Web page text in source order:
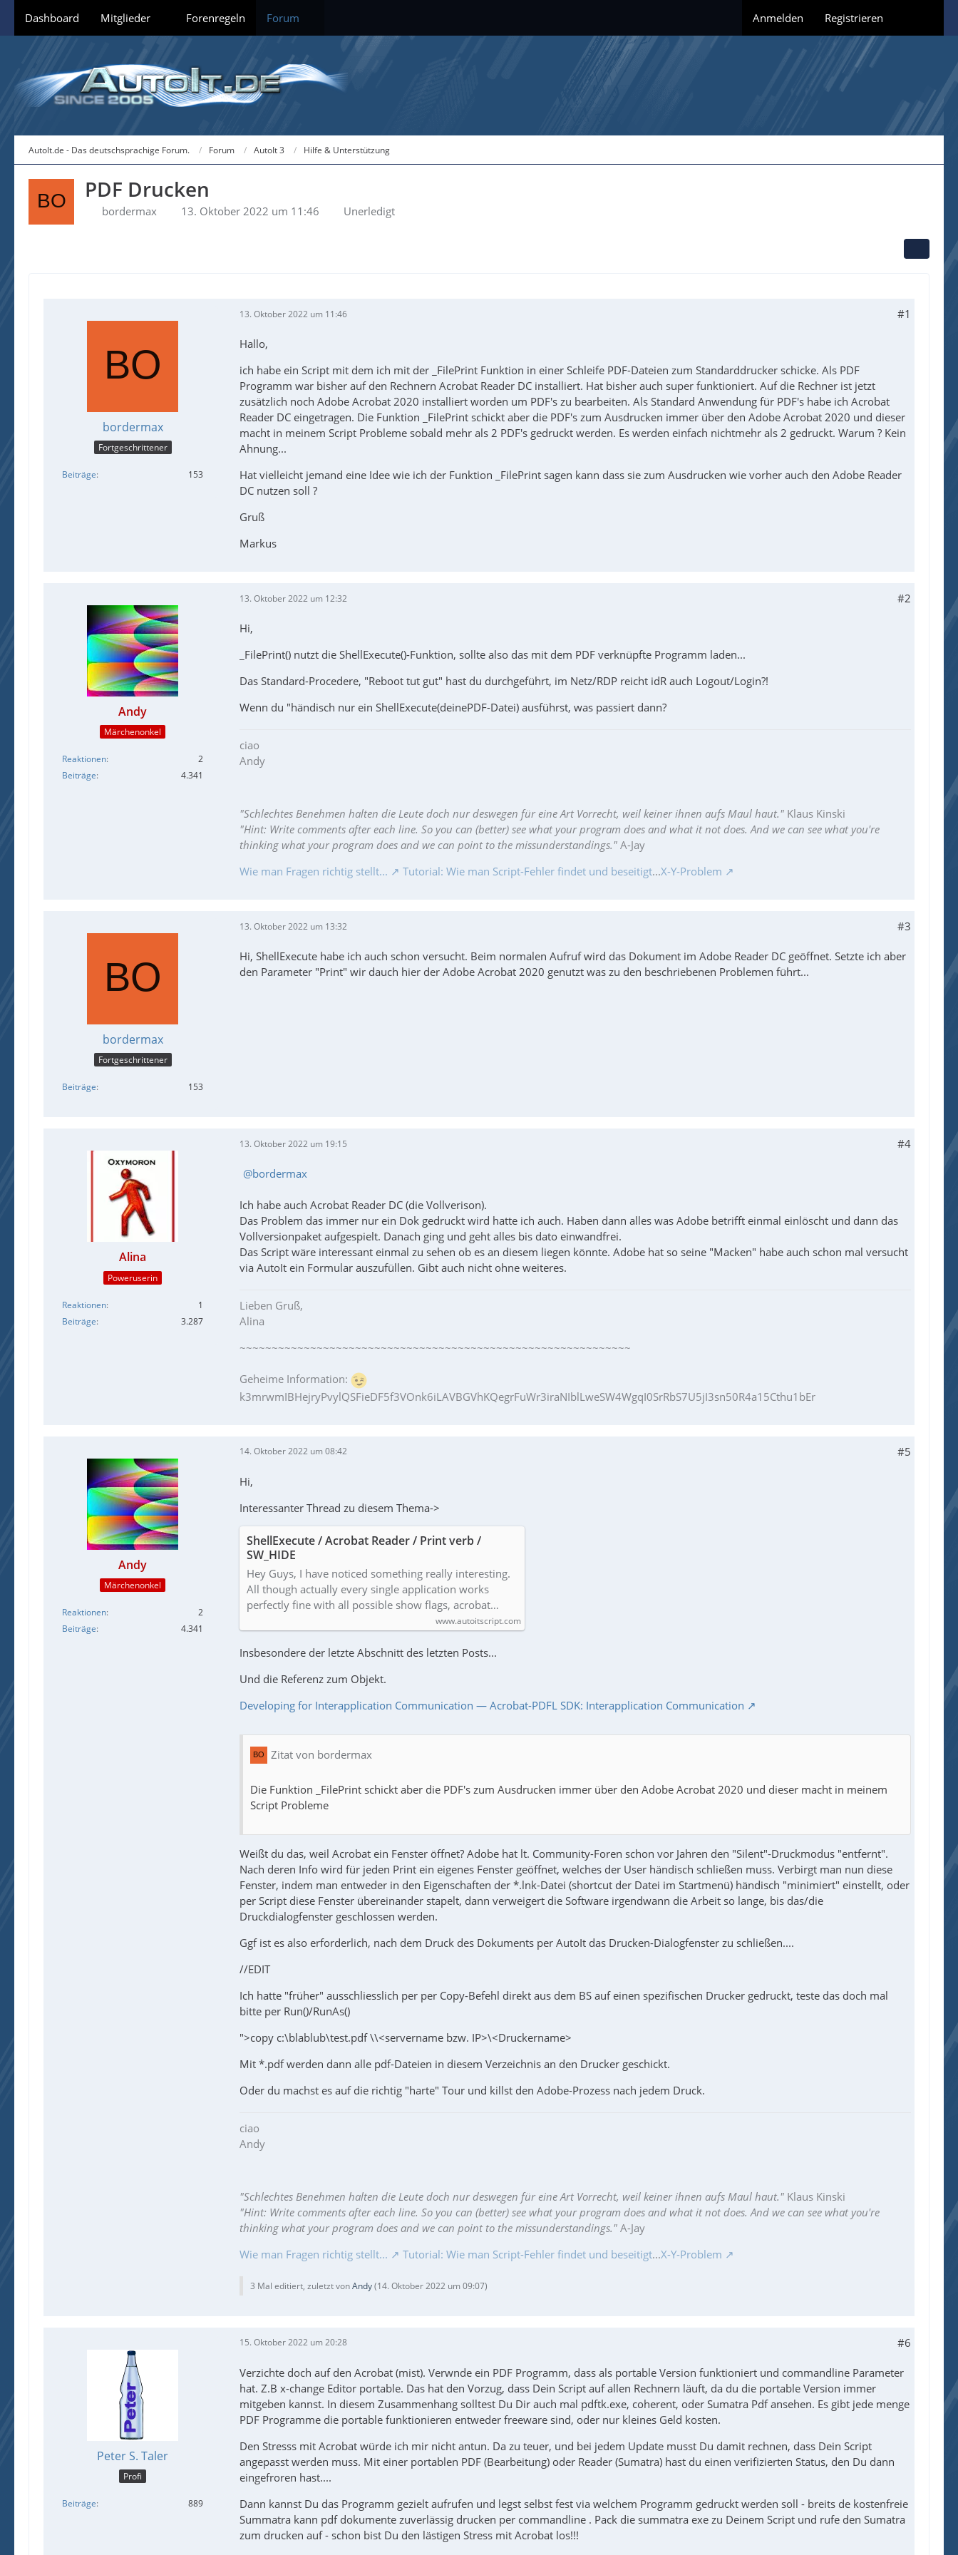
Dashboard Mitglieder Forenregeln Forum Anmelden Registrieren
AutoIt.de - Das deutschsprachige Forum. Forum AutoIt 3 Hilfe & Unterstützung
PDF Drucken
bordermax 13. Oktober 2022 um 11:46 Unerledigt
bordermax
Fortgeschrittener
Beiträge 153
13. Oktober 2022 um 11:46 #1
Hallo,
ich habe ein Script mit dem ich mit der _FilePrint Funktion in einer Schleife PDF-Dateien zum Standarddrucker schicke. Als PDF
Programm war bisher auf den Rechnern Acrobat Reader DC installiert. Hat bisher auch super funktioniert. Auf die Rechner ist jetzt
zusätzlich noch Adobe Acrobat 2020 installiert worden um PDF's zu bearbeiten. Als Standard Anwendung für PDF's habe ich Acrobat
Reader DC eingetragen. Die Funktion _FilePrint schickt aber die PDF's zum Ausdrucken immer über den Adobe Acrobat 2020 und dieser
macht in meinem Script Probleme sobald mehr als 2 PDF's gedruckt werden. Es werden einfach nichtmehr als 2 gedruckt. Warum ? Kein
Ahnung...
Hat vielleicht jemand eine Idee wie ich der Funktion _FilePrint sagen kann dass sie zum Ausdrucken wie vorher auch den Adobe Reader
DC nutzen soll ?
Gruß
Markus
Andy
Märchenonkel
Reaktionen
2
Beiträge
4.341
13. Oktober 2022 um 12:32 #2
Hi,
_FilePrint() nutzt die ShellExecute()-Funktion, sollte also das mit dem PDF verknüpfte Programm laden...
Das Standard-Procedere, "Reboot tut gut" hast du durchgeführt, im Netz/RDP reicht idR auch Logout/Login?!
Wenn du "händisch nur ein ShellExecute(deinePDF-Datei) ausführst, was passiert dann?
ciao
Andy
"Schlechtes Benehmen halten die Leute doch nur deswegen für eine Art Vorrecht, weil keiner ihnen aufs Maul haut." Klaus Kinski
"Hint: Write comments after each line. So you can (better) see what your program does and what it not does. And we can see what you're
thinking what your program does and we can point to the missunderstandings." A-Jay
Wie man Fragen richtig stellt...
Tutorial: Wie man Script-Fehler findet und beseitigt...X-Y-Problem
bordermax
Fortgeschrittener
Beiträge 153
13. Oktober 2022 um 13:32 #3
Hi, ShellExecute habe ich auch schon versucht. Beim normalen Aufruf wird das Dokument im Adobe Reader DC geöffnet. Setzte ich aber
den Parameter "Print" wir dauch hier der Adobe Acrobat 2020 genutzt was zu den beschriebenen Problemen führt...
Alina
Poweruserin
Reaktionen
1
Beiträge
3.287
13. Oktober 2022 um 19:15 #4
bordermax
Ich habe auch Acrobat Reader DC (die Vollverison).
Das Problem das immer nur ein Dok gedruckt wird hatte ich auch. Haben dann alles was Adobe betrifft einmal einlöscht und dann das
Vollversionpaket aufgespielt. Danach ging und geht alles bis dato einwandfrei.
Das Script wäre interessant einmal zu sehen ob es an diesem liegen könnte. Adobe hat so seine "Macken" habe auch schon mal versucht
via AutoIt ein Formular auszufüllen. Gibt auch nicht ohne weiteres.
Lieben Gruß,
Alina
~~~~~~~~~~~~~~~~~~~~~~~~~~~~~~~~~~~~~~~~~~~~~~~~~~~~~~~~~~~~~
Geheime Information:
k3mrwmIBHejryPvylQSFieDF5f3VOnk6iLAVBGVhKQegrFuWr3iraNIblLweSW4WgqI0SrRbS7U5jI3sn50R4a15Cthu1bEr
Andy
Märchenonkel
Reaktionen
2
Beiträge
4.341
14. Oktober 2022 um 08:42 #5
Hi,
Interessanter Thread zu diesem Thema->
ShellExecute / Acrobat Reader / Print verb /
SW_HIDE
Hey Guys, I have noticed something really interesting.
All though actually every single application works
perfectly fine with all possible show flags, acrobat…
www.autoitscript.com
Insbesondere der letzte Abschnitt des letzten Posts...
Und die Referenz zum Objekt.
Developing for Interapplication Communication — Acrobat-PDFL SDK: Interapplication Communication
Zitat von bordermax
Die Funktion _FilePrint schickt aber die PDF's zum Ausdrucken immer über den Adobe Acrobat 2020 und dieser macht in meinem
Script Probleme
Weißt du das, weil Acrobat ein Fenster öffnet? Adobe hat lt. Community-Foren schon vor Jahren den "Silent"-Druckmodus "entfernt".
Nach deren Info wird für jeden Print ein eigenes Fenster geöffnet, welches der User händisch schließen muss. Verbirgt man nun diese
Fenster, indem man entweder in den Eigenschaften der *.lnk-Datei (shortcut der Datei im Startmenü) händisch "minimiert" einstellt, oder
per Script diese Fenster übereinander stapelt, dann verweigert die Software irgendwann die Arbeit so lange, bis das/die
Druckdialogfenster geschlossen werden.
Ggf ist es also erforderlich, nach dem Druck des Dokuments per AutoIt das Drucken-Dialogfenster zu schließen....
//EDIT
Ich hatte "früher" ausschliesslich per per Copy-Befehl direkt aus dem BS auf einen spezifischen Drucker gedruckt, teste das doch mal
bitte per Run()/RunAs()
">copy c:\blablub\test.pdf \\<servername bzw. IP>\<Druckername>
Mit *.pdf werden dann alle pdf-Dateien in diesem Verzeichnis an den Drucker geschickt.
Oder du machst es auf die richtig "harte" Tour und killst den Adobe-Prozess nach jedem Druck.
ciao
Andy
"Schlechtes Benehmen halten die Leute doch nur deswegen für eine Art Vorrecht, weil keiner ihnen aufs Maul haut." Klaus Kinski
"Hint: Write comments after each line. So you can (better) see what your program does and what it not does. And we can see what you're
thinking what your program does and we can point to the missunderstandings." A-Jay
Wie man Fragen richtig stellt...
Tutorial: Wie man Script-Fehler findet und beseitigt...X-Y-Problem
3 Mal editiert, zuletzt vonAndy(14. Oktober 2022 um 09:07)
Peter S. Taler
Profi
Beiträge 889
15. Oktober 2022 um 20:28 #6
Verzichte doch auf den Acrobat (mist). Verwnde ein PDF Programm, dass als portable Version funktioniert und commandline Parameter
hat. Z.B x-change Editor portable. Das hat den Vorzug, dass Dein Script auf allen Rechnern läuft, da du die portable Version immer
mitgeben kannst. In diesem Zusammenhang solltest Du Dir auch mal pdftk.exe, coherent, oder Sumatra Pdf ansehen. Es gibt jede menge
PDF Programme die portable funktionieren entweder freeware sind, oder nur kleines Geld kosten.
Den Stresss mit Acrobat würde ich mir nicht antun. Da zu teuer, und bei jedem Update musst Du damit rechnen, dass Dein Script
angepasst werden muss. Mit einer portablen PDF (Bearbeitung) oder Reader (Sumatra) hast du einen verifizierten Status, den Du dann
eingefroren hast....
Dann kannst Du das Programm gezielt aufrufen und legst selbst fest via welchem Programm gedruckt werden soll - breits de kostenfreie
Summatra kann pdf dokumente zuverlässig drucken per commandline . Pack die summatra exe zu Deinem Script und rufe den Sumatra
zum drucken auf - schon bist Du den lästigen Stress mit Acrobat los!!!